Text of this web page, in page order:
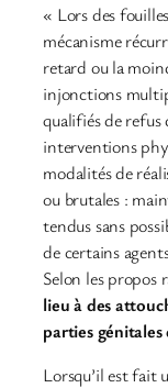
« Lors des
mécanisme
retard ou la
injonctions
qualifiés de refus
interventions
modalités de
ou brutales :
tendus sans
de certains
Selon les
lieu à des
parties génitales
Lorsqu’il est fait